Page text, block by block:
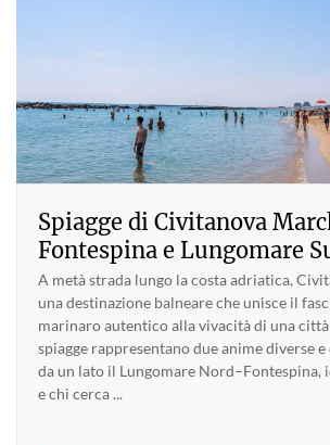
Spiagge di Civitanova
Fontespina e Lungomare
A metà strada lungo la costa adriatica,
una destinazione balneare che unisce il
marinaro autentico alla vivacità di una città
spiagge rappresentano due anime diverse
da un lato il Lungomare Nord–Fontespina,
e chi cerca ...